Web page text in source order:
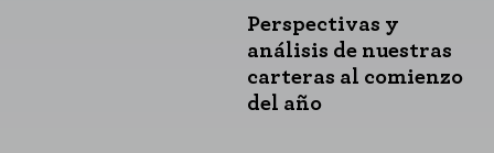
Perspectivas y
análisis de nuestras
carteras al comienzo
del año